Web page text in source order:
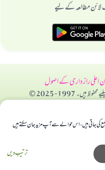
مطالعہ کے لیے
اعلیراز داری کے اصول
1997-2025 ©
جاتی ہیں، اس حوالے سے آپ مزید جان سکتے ہیں
ترتیب دیں